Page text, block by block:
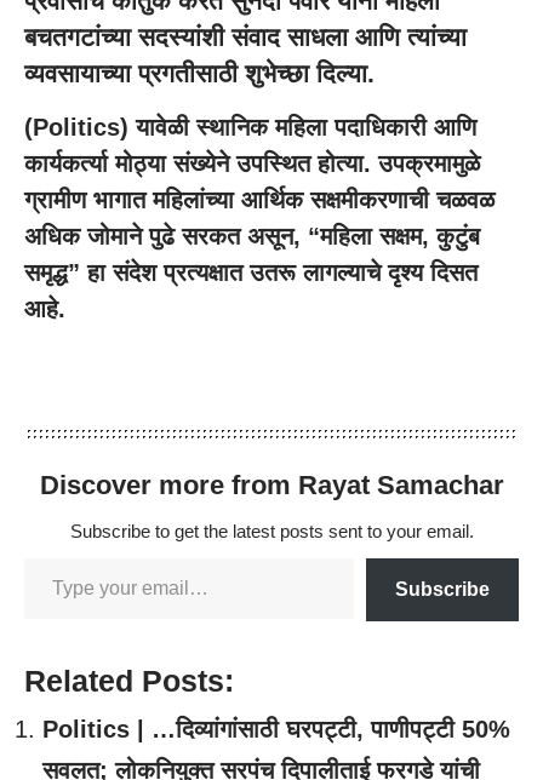
बचतगटांच्या सदस्यांशी संवाद साधला आणि त्यांच्या
व्यवसायाच्या प्रगतीसाठी शुभेच्छा दिल्या.
(Politics) यावेळी स्थानिक महिला पदाधिकारी आणि
कार्यकर्त्या मोठ्या संख्येने उपस्थित होत्या. उपक्रमामुळे
ग्रामीण भागात महिलांच्या आर्थिक सक्षमीकरणाची चळवळ
अधिक जोमाने पुढे सरकत असून, “महिला सक्षम, कुटुंब
समृद्ध” हा संदेश प्रत्यक्षात उतरू लागल्याचे दृश्य दिसत
आहे.
Discover more from Rayat Samachar
Subscribe to get the latest posts sent to your email.
Subscribe
Related Posts:
Politics | …दिव्यांगांसाठी घरपट्टी, पाणीपट्टी 50%
सवलत; लोकनियुक्त सरपंच दिपालीताई फरगडे यांची